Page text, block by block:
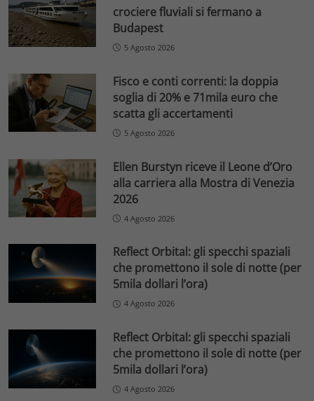
crociere fluviali si fermano a
Budapest
5 Agosto 2026
Fisco e conti correnti: la doppia
soglia di 20% e 71mila euro che
scatta gli accertamenti
5 Agosto 2026
Ellen Burstyn riceve il Leone d’Oro
alla carriera alla Mostra di Venezia
2026
4 Agosto 2026
Reflect Orbital: gli specchi spaziali
che promettono il sole di notte (per
5mila dollari l’ora)
4 Agosto 2026
Reflect Orbital: gli specchi spaziali
che promettono il sole di notte (per
5mila dollari l’ora)
4 Agosto 2026